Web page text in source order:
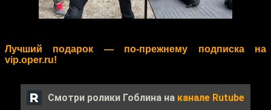
Лучший подарок — по-прежнему подписка на
vip.oper.ru!
Смотри ролики Гоблина на канале Rutube